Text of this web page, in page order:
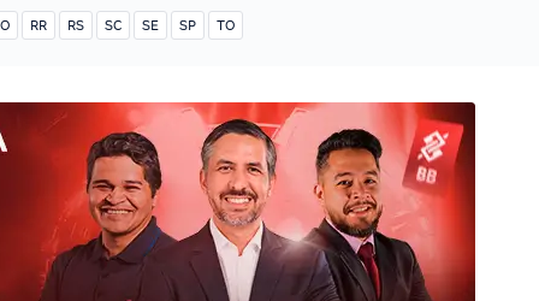
RR RS SC SE SP TO